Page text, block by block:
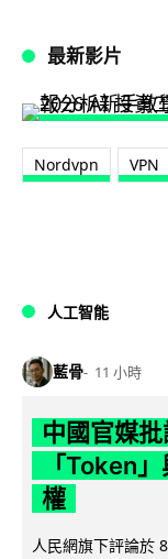
最新影片
Nordvpn VPN
人工智能
藍骨 11 小時
中國官媒
「Token
權
人民網旗下評論於